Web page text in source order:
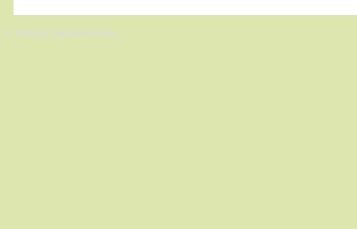
© 2012 by Cannabio d.o.o.